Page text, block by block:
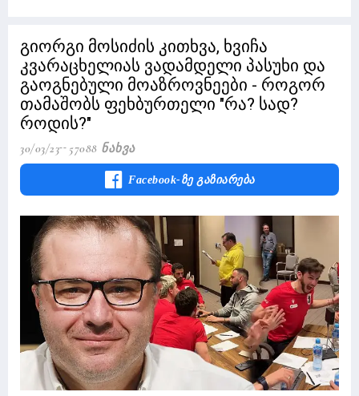
გიორგი მოსიძის კითხვა, ხვიჩა
კვარაცხელიას ვადამდელი პასუხი და
გაოგნებული მოაზროვნეები - როგორ
თამაშობს ფეხბურთელი "რა? სად?
როდის?"
30/03/23 57088 Ნახვა
Facebook-Ზე Გაზიარება